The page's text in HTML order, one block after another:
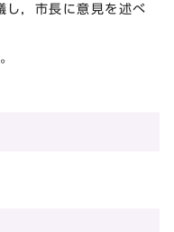
し，市長に意見を述べ